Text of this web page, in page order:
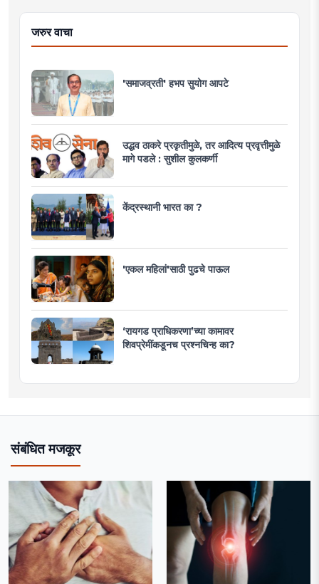
जरुर वाचा
'समाजव्रती' हभप सुयोग आपटे
उद्धव ठाकरे प्रकृतीमुळे, तर आदित्य प्रवृत्तीमुळे
मागे पडले : सुशील कुलकर्णी
केंद्रस्थानी भारत का ?
'एकल महिलां'साठी पुढचे पाऊल
‘रायगड प्राधिकरणा’च्या कामावर
शिवप्रेमींकडूनच प्रश्नचिन्ह का?
संबंधित मजकूर